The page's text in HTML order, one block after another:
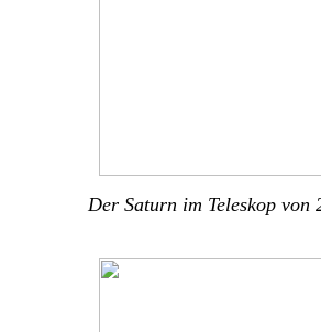
Der Saturn im Teleskop